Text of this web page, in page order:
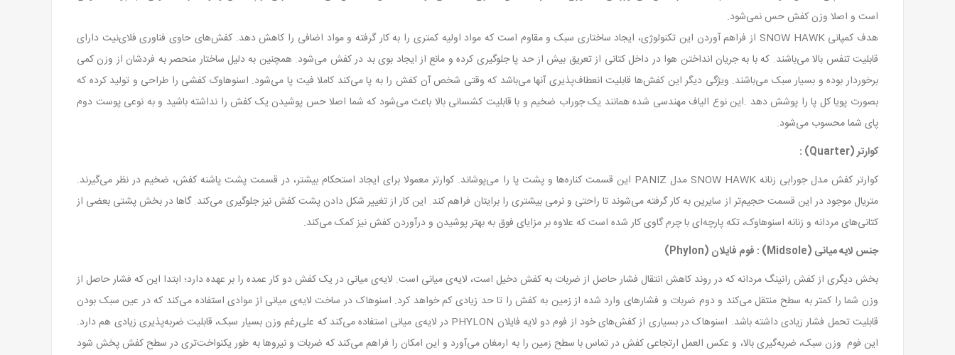
است و اصلا وزن کفش حس نمی‌شود.
هدف کمپانی SNOW HAWK از فراهم آوردن این تکنولوژی، ایجاد ساختاری سبک و مقاوم است که مواد اولیه کمتری را به کار گرفته و مواد اضافی را کاهش دهد. کفش‌های حاوی فناوری فلای‌نیت دارای
قابلیت تنفس بالا می‌باشند. که با به جریان انداختن هوا در داخل کتانی از تعریق بیش از حد پا جلوگیری کرده و مانع از ایجاد بوی بد در کفش می‌شود. همچنین به دلیل ساختار منحصر به فردشان از وزن کمی
برخوردار بوده و بسیار سبک می‌باشند. ویژگی دیگر این کفش‌ها قابلیت انعطاف‌پذیری آنها می‌باشد که وقتی شخص آن کفش را به پا می‌کند کاملا فیت پا می‌شود. اسنوهاوک کفشی را طراحی و تولید کرده که
بصورت پویا کل پا را پوشش دهد .این نوع الیاف مهندسی شده همانند یک جوراب ضخیم و با قابلیت کشسانی بالا باعث می‌شود که شما اصلا حس پوشیدن یک کفش را نداشته باشید و به ‌نوعی پوست دوم
پای شما محسوب می‌شود.
کوارتر(Quarter) :
کوارتر کفش مدل جورابی زنانه SNOW HAWK مدل PANIZ این قسمت کناره‌ها و پشت پا را می‌پوشاند. کوارتر معمولا برای ایجاد استحکام بیشتر، در قسمت پشت پاشنه کفش، ضخیم‌ در نظر می‌گیرند.
متریال موجود در این قسمت حجیم‌تر از سایرین به کار گرفته می‌شوند تا راحتی و نرمی بیشتری را برایتان فراهم کند. این کار از تغییر شکل دادن پشت کفش نیز جلوگیری می‌کند. گاها در بخش پشتی بعضی از
کتانی‌های مردانه و زنانه اسنوهاوک، تکه پارچه‌ای با چرم گاوی کار شده است که علاوه بر مزایای فوق به بهتر پوشیدن و درآوردن کفش نیز کمک می‌کند.
جنس لایه میانی (Midsole) : فوم فایلان (Phylon)
بخش دیگری از کفش رانینگ مردانه که در روند کاهش انتقال فشار حاصل از ضربات به کفش دخیل است، لایه‌ی میانی است. لایه‌ی میانی در یک کفش دو کار عمده را بر عهده دارد؛ ابتدا این که فشار حاصل از
وزن شما را کمتر به سطح منتقل می‌کند و دوم ضربات و فشارهای وارد شده از زمین به کفش را تا حد زیادی کم خواهد کرد. اسنوهاک در ساخت لایه‌ی میانی از موادی استفاده می‌کند که در عین سبک بودن
قابلیت تحمل فشار زیادی داشته باشد. اسنوهاک در بسیاری از کفش‌های خود از فوم دو لایه فایلان PHYLON در لایه‌ی میانی استفاده می‌کند که علی‌رغم وزن بسیار سبک، قابلیت ضربه‌پذیری زیادی هم دارد.
این فوم وزن سبک، ضربه‌گیری بالا، و عکس العمل ارتجاعی کفش در تماس با سطح زمین را به ارمغان می‌آورد و این امکان را فراهم می‌کند که ضربات و نیروها به طور یکنواخت‌تری در سطح کفش پخش شود